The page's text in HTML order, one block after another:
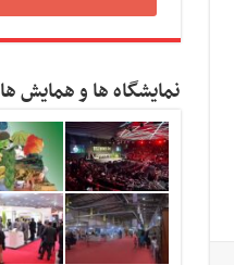
نمایشگاه ها و همایش ها